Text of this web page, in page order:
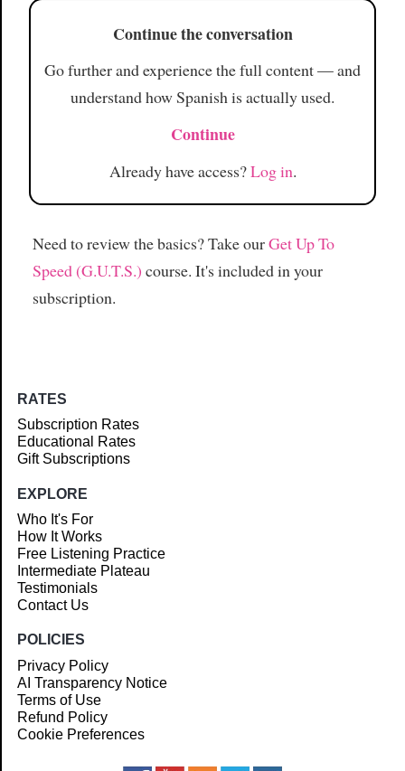
Continue the conversation
Go further and experience the full content — and
understand how Spanish is actually used.
Continue
Already have access?Log in.
Need to review the basics? Take ourGet Up To
Speed (G.U.T.S.) course. It's included in your
subscription.
RATES
Subscription Rates
Educational Rates
Gift Subscriptions
EXPLORE
Who It's For
How It Works
Free Listening Practice
Intermediate Plateau
Testimonials
Contact Us
POLICIES
Privacy Policy
AI Transparency Notice
Terms of Use
Refund Policy
Cookie Preferences